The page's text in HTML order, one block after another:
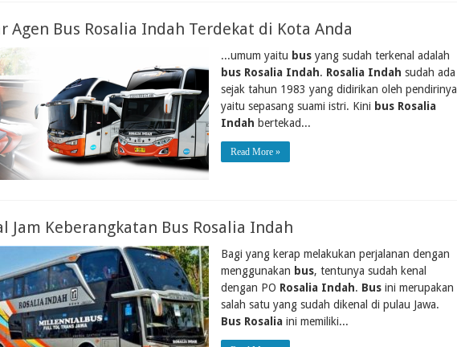
Agen Bus Rosalia Indah Terdekat di Kota Anda
...umum yaitu busyang sudah terkenal adalah
bus Rosalia Indah. Rosalia Indah sudah ada
sejak tahun 1983 yang didirikan oleh pendirinya
yaitu sepasang suami istri. Kini bus Rosalia
Indah bertekad...
Read More »
Jam Keberangkatan Bus Rosalia Indah
Bagi yang kerap melakukan perjalanan dengan
menggunakan bus, tentunya sudah kenal
dengan PO Rosalia Indah. Busini merupakan
salah satu yang sudah dikenal di pulau Jawa.
Bus Rosaliaini memiliki...